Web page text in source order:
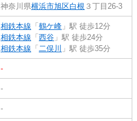
神奈川県横浜市旭区白根 ３丁目26-3
相鉄本線 「 鶴ケ峰 」駅 徒歩12分
相鉄本線 「 西谷 」駅 徒歩24分
相鉄本線 「 二俣川 」駅 徒歩35分
-
-
-